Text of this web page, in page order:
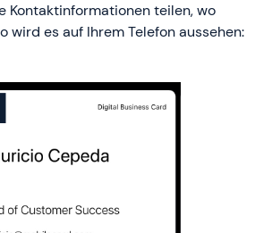
Kontaktinformationen teilen, wo
wird es auf Ihrem Telefon aussehen: